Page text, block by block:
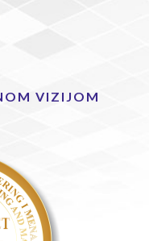
VIZIJOM